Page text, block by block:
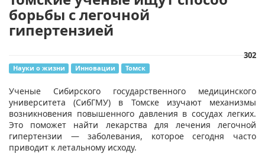
борьбы с легочной
гипертензией
302
Науки о жизни Инновации Томск
​Ученые Сибирского государственного медицинского
университета (СибГМУ) в Томске изучают механизмы
возникновения повышенного давления в сосудах легких.
Это поможет найти лекарства для лечения легочной
гипертензии — заболевания, которое сегодня часто
приводит к летальному исходу.